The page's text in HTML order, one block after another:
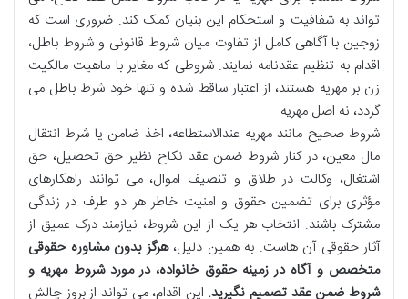
تواند به شفافیت و استحکام این بنیان کمک کند. ضروری است که
زوجین با آگاهی کامل از تفاوت میان شروط قانونی و شروط باطل،
اقدام به تنظیم عقدنامه نمایند. شروطی که مغایر با ماهیت مالکیت
زن بر مهریه هستند، از اعتبار ساقط شده و تنها خود شرط باطل می
گردد، نه اصل مهریه.
شروط صحیح مانند مهریه عندالاستطاعه، اخذ ضامن یا شرط انتقال
مال معین، در کنار شروط ضمن عقد نکاح نظیر حق تحصیل، حق
اشتغال، وکالت در طلاق و تنصیف اموال، می توانند راهکارهای
مؤثری برای تضمین حقوق و امنیت خاطر هر دو طرف در زندگی
مشترک باشند. انتخاب هر یک از این شروط، نیازمند درک عمیق از
آثار حقوقی آن هاست. به همین دلیل،هرگز بدون مشاوره حقوقی
متخصص و آگاه در زمینه حقوق خانواده، در مورد شروط مهریه و
شروط ضمن عقد تصمیم نگیرید. این اقدام، می تواند از بروز چالش